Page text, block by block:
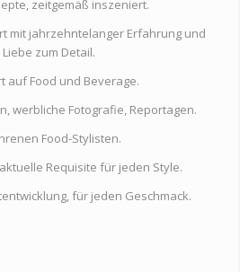
zeitgemäß inszeniert.
mit jahrzehntelanger Erfahrung und
zum Detail.
auf Food und Beverage.
werbliche Fotografie, Reportagen.
Food-Stylisten.
Requisite für jeden Style.
für jeden Geschmack.